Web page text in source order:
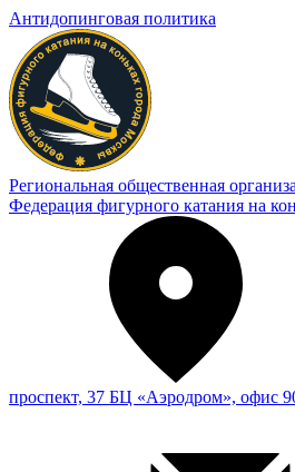
Антидопинговая политика
Региональная общественная
Федерация фигурного катания на
проспект, 37 БЦ «Аэродром», офис